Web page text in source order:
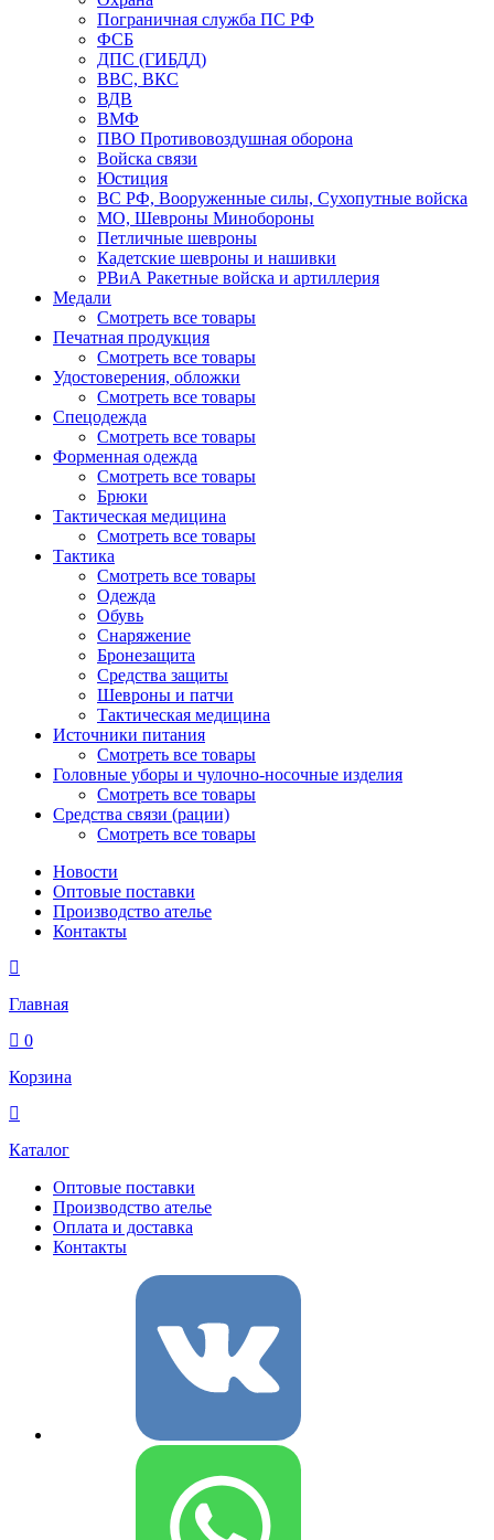
Пограничная служба ПС РФ
ФСБ
ДПС (ГИБДД)
ВВС, ВКС
ВДВ
ВМФ
ПВО Противовоздушная оборона
Войска связи
Юстиция
ВС РФ, Вооруженные силы, Сухопутные войска
МО, Шевроны Минобороны
Петличные шевроны
Кадетские шевроны и нашивки
РВиА Ракетные войска и артиллерия
Медали
Смотреть все товары
Печатная продукция
Смотреть все товары
Удостоверения, обложки
Смотреть все товары
Спецодежда
Смотреть все товары
Форменная одежда
Смотреть все товары
Брюки
Тактическая медицина
Смотреть все товары
Тактика
Смотреть все товары
Одежда
Обувь
Снаряжение
Бронезащита
Средства защиты
Шевроны и патчи
Тактическая медицина
Источники питания
Смотреть все товары
Головные уборы и чулочно-носочные изделия
Смотреть все товары
Средства связи (рации)
Смотреть все товары
Новости
Оптовые поставки
Производство ателье
Контакты
Главная
0
Корзина
Каталог
Оптовые поставки
Производство ателье
Оплата и доставка
Контакты